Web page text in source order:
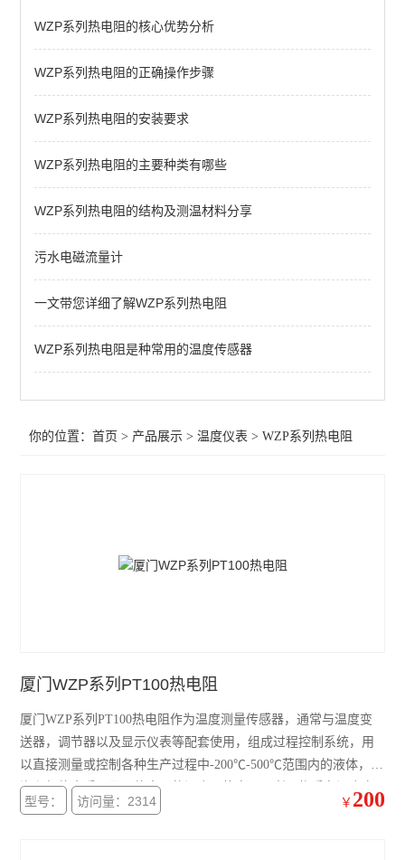
智能温控仪
WSS双金属温度计
SBW系列温度变送器
WZP系列热电阻
查看全部 >>
WZP系列热电阻的核心优势分析
WZP系列热电阻的正确操作步骤
WZP系列热电阻的安装要求
WZP系列热电阻的主要种类有哪些
WZP系列热电阻的结构及测温材料分享
污水电磁流量计
一文带您详细了解WZP系列热电阻
WZP系列热电阻是种常用的温度传感器
你的位置：首页 > 产品展示 >温度仪表 >WZP系列热电阻
厦门WZP系列PT100热电阻
厦门WZP系列PT100热电阻作为温度测量传感器，通常与温度变
送器，调节器以及显示仪表等配套使用，组成过程控制系统，用
以直接测量或控制各种生产过程中-200℃-500℃范围内的液体，蒸
汽和气体介质以及固体表面的温度。热电阻是利用物质在温度变
化时本身电阻也随着发生变化的特性来测量温度的。当被测介体
型号： 访问量：2314 ￥ 200